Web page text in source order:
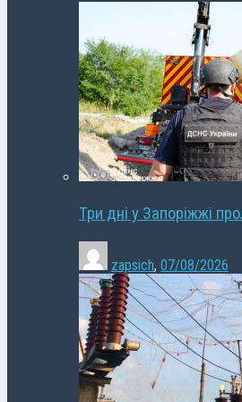
Три дні у Запоріжжі
zapsich, 07/08/2026